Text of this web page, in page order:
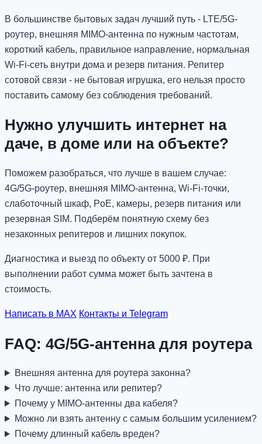
В большинстве бытовых задач лучший путь - LTE/5G-
роутер, внешняя MIMO-антенна по нужным частотам,
короткий кабель, правильное направление, нормальная
Wi-Fi-сеть внутри дома и резерв питания. Репитер
сотовой связи - не бытовая игрушка, его нельзя просто
поставить самому без соблюдения требований.
Нужно улучшить интернет на
даче, в доме или на объекте?
Поможем разобраться, что лучше в вашем случае:
4G/5G-роутер, внешняя MIMO-антенна, Wi-Fi-точки,
слаботочный шкаф, PoE, камеры, резерв питания или
резервная SIM. Подберём понятную схему без
незаконных репитеров и лишних покупок.
Диагностика и выезд по объекту от 5000 ₽. При
выполнении работ сумма может быть зачтена в
стоимость.
Написать в MAX Контакты и Telegram
FAQ: 4G/5G-антенна для роутера
Внешняя антенна для роутера законна?
Что лучше: антенна или репитер?
Почему у MIMO-антенны два кабеля?
Можно ли взять антенну с самым большим усилением?
Почему длинный кабель вреден?